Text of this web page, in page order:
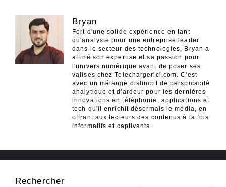
Bryan
Fort d'une solide expérience en tant
qu'analyste pour une entreprise leader
dans le secteur des technologies, Bryan a
affiné son expertise et sa passion pour
l'univers numérique avant de poser ses
valises chez Telechargerici.com. C'est
avec un mélange distinctif de perspicacité
analytique et d'ardeur pour les dernières
innovations en téléphonie, applications et
tech qu'il enrichit désormais le média, en
offrant aux lecteurs des contenus à la fois
informatifs et captivants.
Rechercher